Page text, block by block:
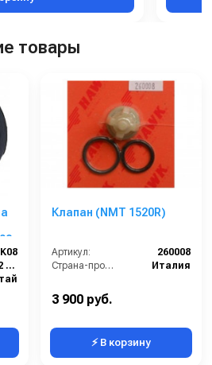
товары
CEM1318-2 (однофазный, 220 В)
Клапан (NMT 1520R)
Артикул:
260008
Страна-производитель:
Италия
3 900 руб.
⚡ В корзину